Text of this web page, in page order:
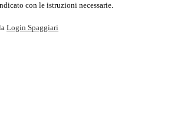
con le istruzioni necessarie.
Login Spaggiari